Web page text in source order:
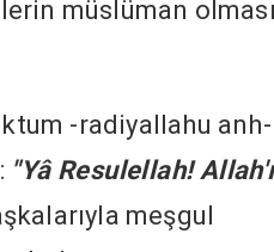
müslüman olması
-radiyallahu anh-
"Yâ Resulellah!
meşgul